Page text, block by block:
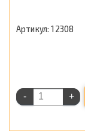
12308
- +